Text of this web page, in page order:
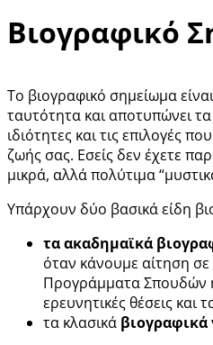
Βιογραφικό
Το βιογραφικό σημείωμα
ταυτότητα και αποτυπώνει τα
ιδιότητες και τις επιλογές
ζωής σας. Εσείς δεν έχετε
μικρά, αλλά πολύτιμα
Υπάρχουν δύο βασικά είδη
τα ακαδημαϊκά
όταν κάνουμε αίτηση
Προγράμματα Σπουδών
ερευνητικές θέσεις και
τα κλασικά βιογραφικά